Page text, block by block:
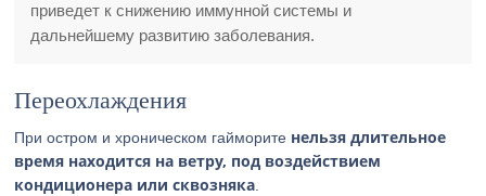
приведет к снижению иммунной системы и
дальнейшему развитию заболевания.
Переохлаждения
При остром и хроническом гайморите нельзя длительное
время находится на ветру, под воздействием
кондиционера или сквозняка